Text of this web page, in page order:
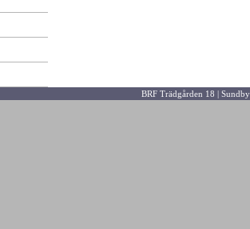
BRF Trädgården 18 |